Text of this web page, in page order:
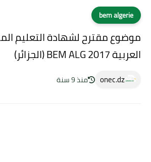
bem algerie
موضوع مقترح لشهادة التعليم
العربية BEM ALG 2017 (الجزائر)
onec.dz منذ 9 سنة